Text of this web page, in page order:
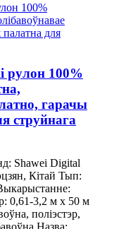
рулон 100%
гарачы
струйнага
Shawei Digital
Кітай Тып:
0,61-3,2 м х 50 м
поліэстэр,
Назва: